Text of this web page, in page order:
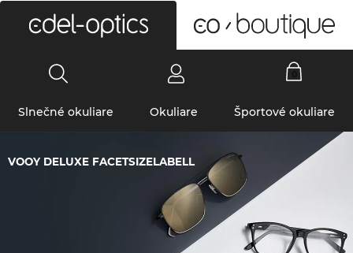
Slnečné okuliare Okuliare Športové okuliare
VOOY DELUXE FACETSIZELABELL